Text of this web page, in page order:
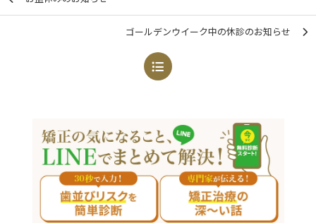
ゴールデンウイーク中の休診のお知らせ